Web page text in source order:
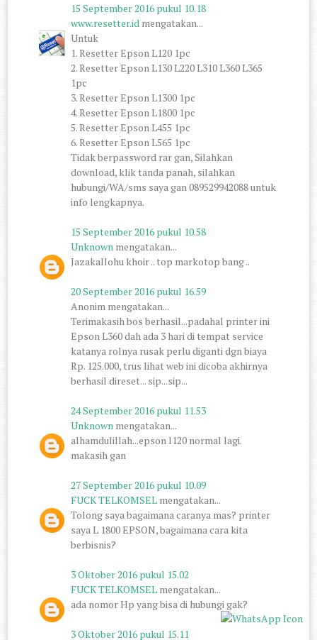
15 September 2016 pukul 10.18
www.resetter.id mengatakan...
Untuk
1. Resetter Epson L120 1pc
2. Resetter Epson L130 L220 L310 L360 L365
1pc
3. Resetter Epson L1300 1pc
4. Resetter Epson L1800 1pc
5. Resetter Epson L455 1pc
6. Resetter Epson L565 1pc
Tidak berpassword rar gan, Silahkan
download, klik tanda panah, silahkan
hubungi/WA/sms saya gan 089529942088 untuk
info lengkapnya.
15 September 2016 pukul 10.58
Unknown mengatakan...
Jazakallohu khoir .. top markotop bang ..
20 September 2016 pukul 16.59
Anonim mengatakan...
Terimakasih bos berhasil...padahal printer ini
Epson L360 dah ada 3 hari di tempat service
katanya rolnya rusak perlu diganti dgn biaya
Rp. 125.000, trus lihat web ini dicoba akhirnya
berhasil direset... sip...sip...
24 September 2016 pukul 11.53
Unknown mengatakan...
alhamdulillah...epson l120 normal lagi.
makasih gan
27 September 2016 pukul 10.09
FUCK TELKOMSEL mengatakan...
Tolong saya bagaimana caranya mas? printer
saya L 1800 EPSON, bagaimana cara kita
berbisnis?
3 Oktober 2016 pukul 15.02
FUCK TELKOMSEL mengatakan...
ada nomor Hp yang bisa di hubungi gak?
3 Oktober 2016 pukul 15.11